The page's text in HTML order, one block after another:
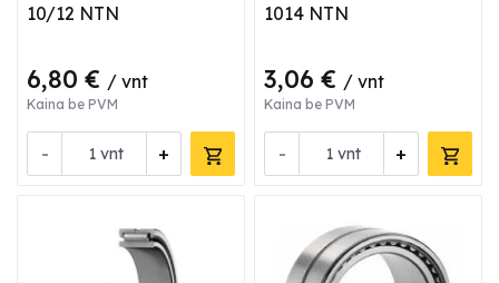
10/12 NTN
6,80 € / vnt
Kaina be PVM
- +
vnt
1014 NTN
3,06 € / vnt
Kaina be PVM
- +
vnt